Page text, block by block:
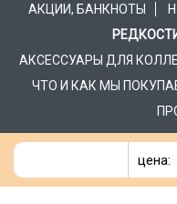
АКЦИИ, БАНКНОТЫ
АКСЕССУАРЫ ДЛЯ
ЧТО И КАК МЫ
цена: